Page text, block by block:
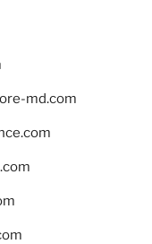
md.com